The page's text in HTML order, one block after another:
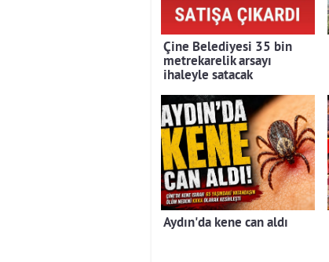
Çine Belediyesi 35 bin
metrekarelik arsayı
ihaleyle satacak
Aydın'da kene can aldı